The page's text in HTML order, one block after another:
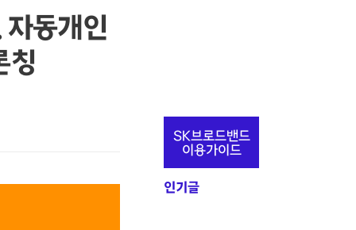
동개인
칭
추
정
보
SK브로드밴드
이용가이드
인기글